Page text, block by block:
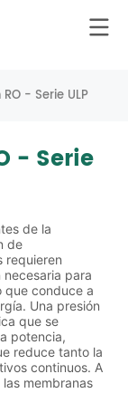
- Serie ULP
- Serie